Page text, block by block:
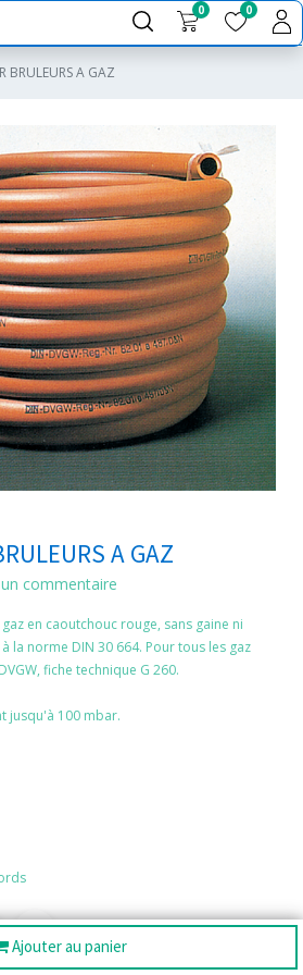
0 0
BRULEURS A GAZ
Ajouter au panier
A GAZ
commentaire
en caoutchouc rouge, sans gaine ni
la norme DIN 30 664. Pour tous les gaz
fiche technique G 260.
jusqu'à 100 mbar.